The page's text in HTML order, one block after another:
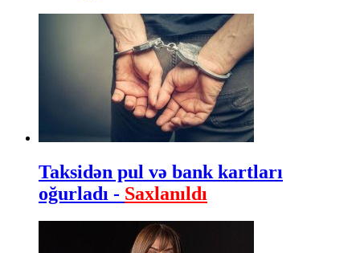
Taksidən pul və bank kartları
oğurladı - Saxlanıldı